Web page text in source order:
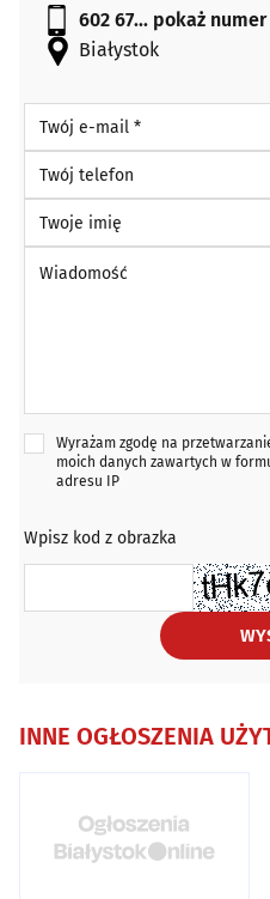
602 67... pokaż numer
Białystok
Twój e-mail *
Twój telefon
Twoje imię
Wyrażam zgodę na
moich danych zawartych w
adresu IP
Wpisz kod z obrazka
INNE OGŁOSZENIA